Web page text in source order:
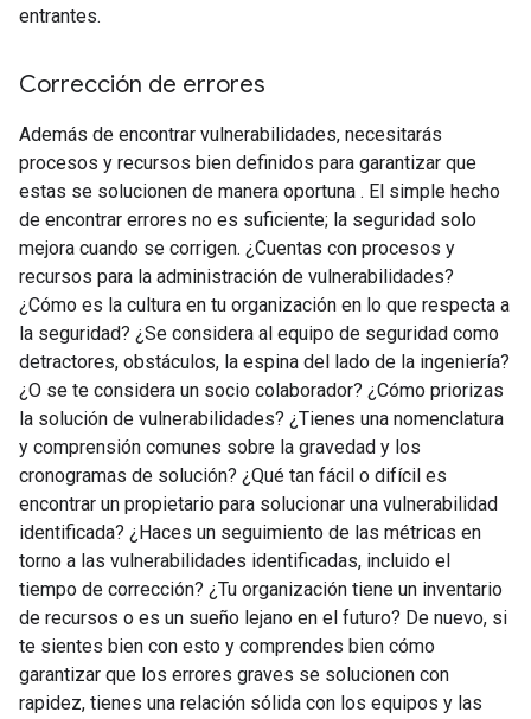
entrantes.
Corrección de errores
Además de encontrar vulnerabilidades, necesitarás
procesos y recursos bien definidos para garantizar que
estas se solucionen de manera oportuna . El simple hecho
de encontrar errores no es suficiente; la seguridad solo
mejora cuando se corrigen. ¿Cuentas con procesos y
recursos para la administración de vulnerabilidades?
¿Cómo es la cultura en tu organización en lo que respecta a
la seguridad? ¿Se considera al equipo de seguridad como
detractores, obstáculos, la espina del lado de la ingeniería?
¿O se te considera un socio colaborador? ¿Cómo priorizas
la solución de vulnerabilidades? ¿Tienes una nomenclatura
y comprensión comunes sobre la gravedad y los
cronogramas de solución? ¿Qué tan fácil o difícil es
encontrar un propietario para solucionar una vulnerabilidad
identificada? ¿Haces un seguimiento de las métricas en
torno a las vulnerabilidades identificadas, incluido el
tiempo de corrección? ¿Tu organización tiene un inventario
de recursos o es un sueño lejano en el futuro? De nuevo, si
te sientes bien con esto y comprendes bien cómo
garantizar que los errores graves se solucionen con
rapidez, tienes una relación sólida con los equipos y las